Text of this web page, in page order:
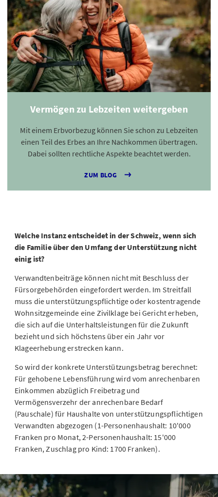
Vermögen zu Lebzeiten weitergeben
Mit einem Erbvorbezug können Sie schon zu Lebzeiten
einen Teil des Erbes an Ihre Nachkommen übertragen.
Dabei sollten rechtliche Aspekte beachtet werden.
ZUM BLOG
Welche Instanz entscheidet in der Schweiz, wenn sich
die Familie über den Umfang der Unterstützung nicht
einig ist?
Verwandtenbeiträge können nicht mit Beschluss der
Fürsorgebehörden eingefordert werden. Im Streitfall
muss die unterstützungspflichtige oder kostentragende
Wohnsitzgemeinde eine Zivilklage bei Gericht erheben,
die sich auf die Unterhaltsleistungen für die Zukunft
bezieht und sich höchstens über ein Jahr vor
Klageerhebung erstrecken kann.
So wird der konkrete Unterstützungsbetrag berechnet:
Für gehobene Lebensführung wird vom anrechenbaren
Einkommen abzüglich Freibetrag und
Vermögensverzehr der anrechenbare Bedarf
(Pauschale) für Haushalte von unterstützungspflichtigen
Verwandten abgezogen (1-Personenhaushalt: 10'000
Franken pro Monat, 2-Personenhaushalt: 15'000
Franken, Zuschlag pro Kind: 1700 Franken).